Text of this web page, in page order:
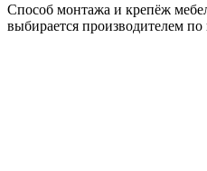
Способ монтажа и крепёж
выбирается производителем